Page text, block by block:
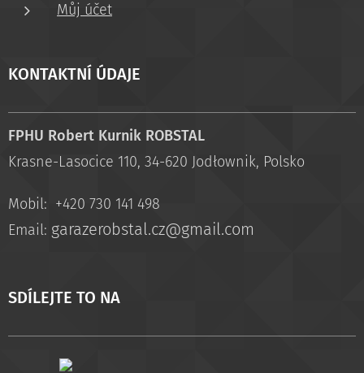
Můj účet
KONTAKTNÍ ÚDAJE
FPHU Robert Kurnik ROBSTAL
Krasne-Lasocice 110, 34-620 Jodłownik, Polsko
Mobil: +420 730 141 498
Email: garazerobstal.cz@gmail.com
SDÍLEJTE TO NA